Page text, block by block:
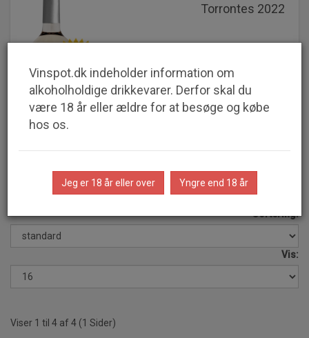
Torrontes 2022
29%
Sortering:
Vis:
Viser 1 til 4 af 4 (1 Sider)
Vinspot.dk indeholder information om
alkoholholdige drikkevarer. Derfor skal du
være 18 år eller ældre for at besøge og købe
hos os.
Jeg er 18 år eller over Yngre end 18 år